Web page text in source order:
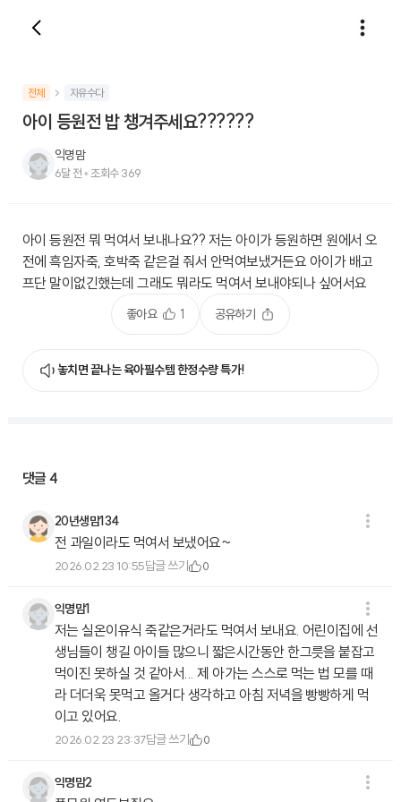
전체 자유수다
아이 등원전 밥 챙겨주세요??????
익명맘
6달 전 • 조회수369
아이 등원전 뭐 먹여서 보내나요?? 저는 아이가 등원하면 원에서 오
전에 흑임자죽, 호박죽 같은걸 줘서 안먹여보냈거든요 아이가 배고
프단 말이없긴했는데 그래도 뭐라도 먹여서 보내야되나 싶어서요
좋아요 1 공유하기
놓치면 끝나는 육아필수템 한정수량 특가!
댓글 4
20년생맘134
전 과일이라도 먹여서 보냈어요~
2026.02.23 10:55답글 쓰기 0
익명맘1
저는 실온이유식 죽같은거라도 먹여서 보내요. 어린이집에 선
생님들이 챙길 아이들 많으니 짧은시간동안 한그릇을 붙잡고
먹이진 못하실 것 같아서... 제 아가는 스스로 먹는 법 모를 때
라 더더욱 못먹고 올거다 생각하고 아침 저녁을 빵빵하게 먹
이고 있어요.
2026.02.23 23:37답글 쓰기 0
익명맘2